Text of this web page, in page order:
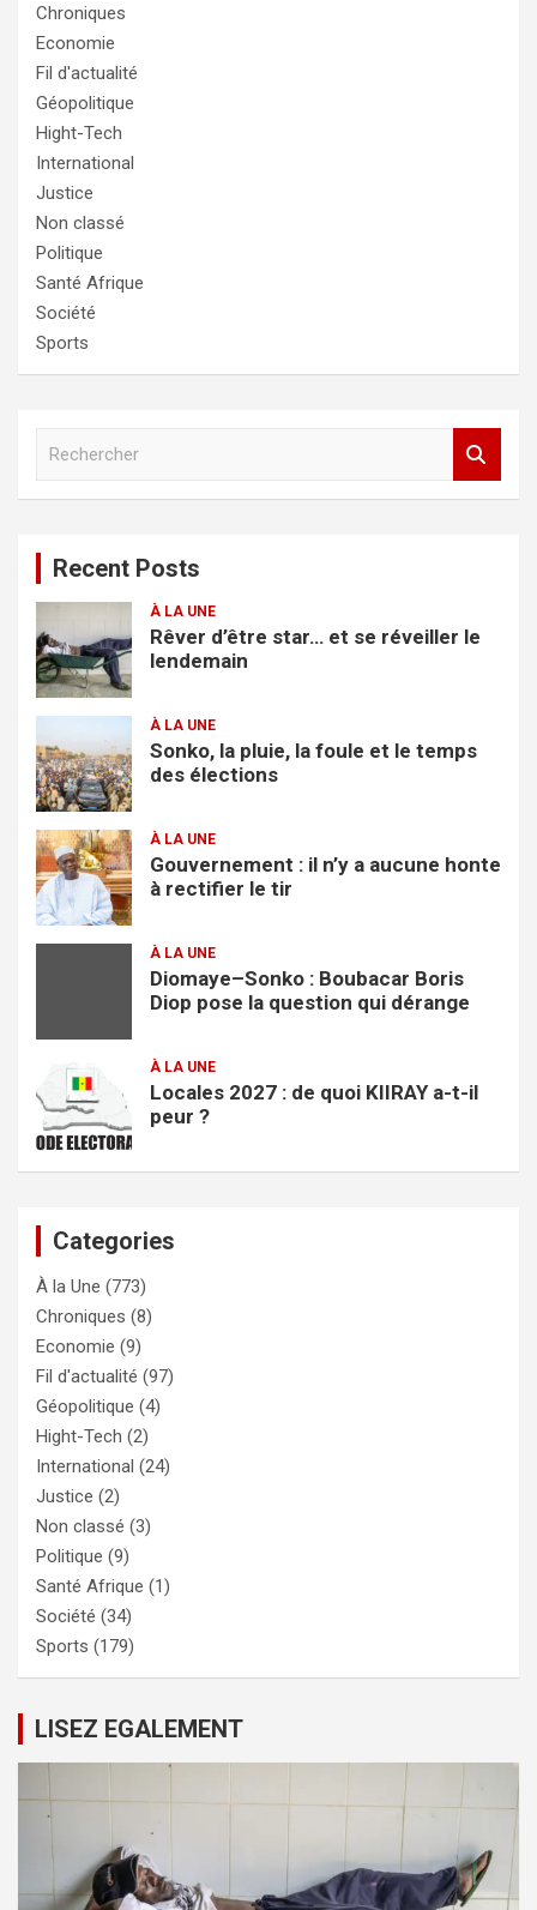
Chroniques
Economie
Fil d'actualité
Géopolitique
Hight-Tech
International
Justice
Non classé
Politique
Santé Afrique
Société
Sports
c
e
r
Recent Posts
À LA UNE
Rêver d’être star… et se réveiller le
lendemain
À LA UNE
Sonko, la pluie, la foule et le temps
des élections
À LA UNE
Gouvernement : il n’y a aucune honte
à rectifier le tir
À LA UNE
Diomaye–Sonko : Boubacar Boris
Diop pose la question qui dérange
À LA UNE
Locales 2027 : de quoi KIIRAY a-t-il
peur ?
Categories
À la Une (773)
Chroniques (8)
Economie (9)
Fil d'actualité (97)
Géopolitique (4)
Hight-Tech (2)
International (24)
Justice (2)
Non classé (3)
Politique (9)
Santé Afrique (1)
Société (34)
Sports (179)
LISEZ EGALEMENT